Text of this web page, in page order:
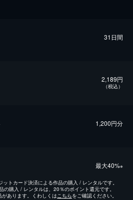
31日間
2,189円
（税込）
1,200円分
最⼤40%※
トカード決済による作品の購入 / レンタルです。
購入 / レンタルは、20％のポイント還元です。
あります。くわしくはこちらをご確認ください。